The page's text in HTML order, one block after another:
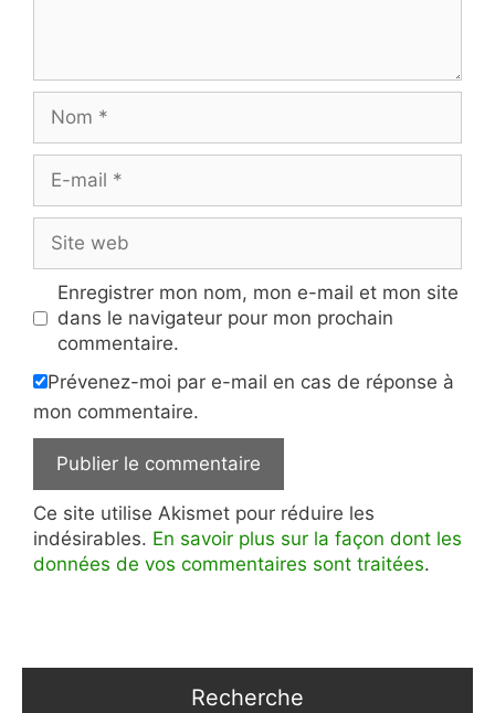
mail
web
Enregistrer mon nom, mon e-mail et mon site
dans le navigateur pour mon prochain
commentaire.
Prévenez-moi par e-mail en cas de réponse à
mon commentaire.
Ce site utilise Akismet pour réduire les
indésirables. En savoir plus sur la façon dont les
données de vos commentaires sont traitées.
Recherche